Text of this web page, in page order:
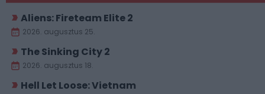
Aliens: Fireteam Elite 2
2026. augusztus 25.
The Sinking City 2
2026. augusztus 18.
Hell Let Loose: Vietnam